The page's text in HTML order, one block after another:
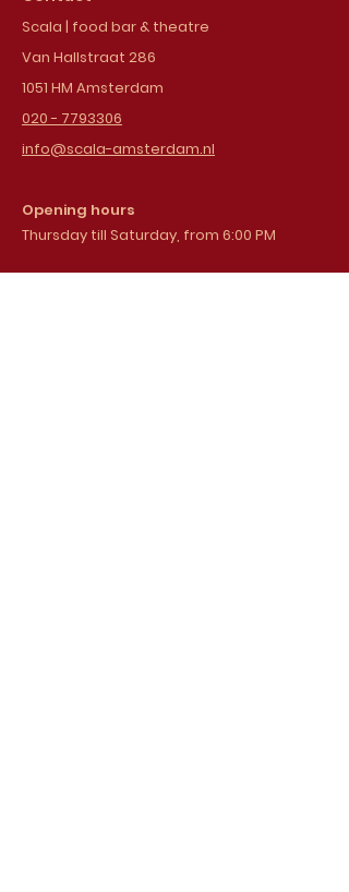
Scala | food bar & theatre
Van Hallstraat 286
1051 HM Amsterdam
020 - 7793306
info@scala-amsterdam.nl
Opening hours
Thursday till Saturday, from 6:00 PM